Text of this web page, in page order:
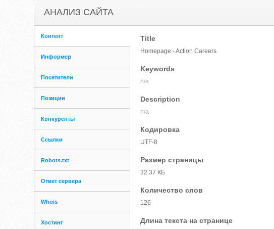
АНАЛИЗ САЙТА
Контент
Информер
Посетители
Позиции
Конкуренты
Ссылки
Robots.txt
Ответ сервера
Whois
Хостинг
Title
Homepage - Action Careers
Keywords
n/a
Description
n/a
Кодировка
UTF-8
Размер страницы
32.37 КБ
Количество слов
126
Длина текста на странице